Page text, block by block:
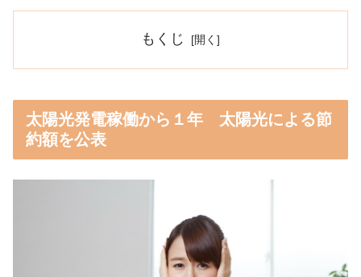
もくじ
太陽光発電稼働から１年 太陽光による節
約額を公表